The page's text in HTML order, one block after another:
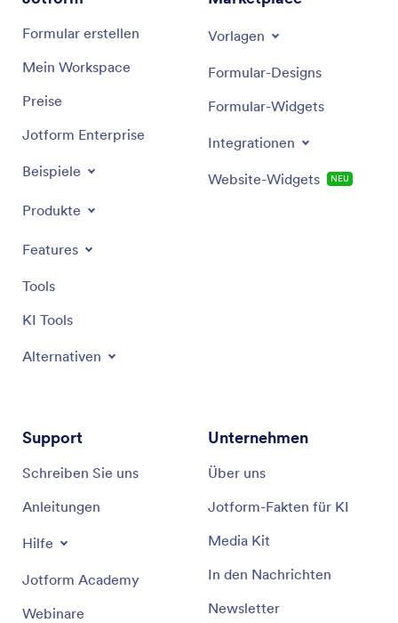
Formular erstellen
Mein Workspace
Preise
Jotform Enterprise
Beispiele
Produkte
Features
Tools
KI Tools
Alternativen
Vorlagen
Formular-Designs
Formular-Widgets
Integrationen
Website-Widgets NEU
Support
Schreiben Sie uns
Anleitungen
Hilfe
Jotform Academy
Webinare
Unternehmen
Über uns
Jotform-Fakten für KI
Media Kit
In den Nachrichten
Newsletter